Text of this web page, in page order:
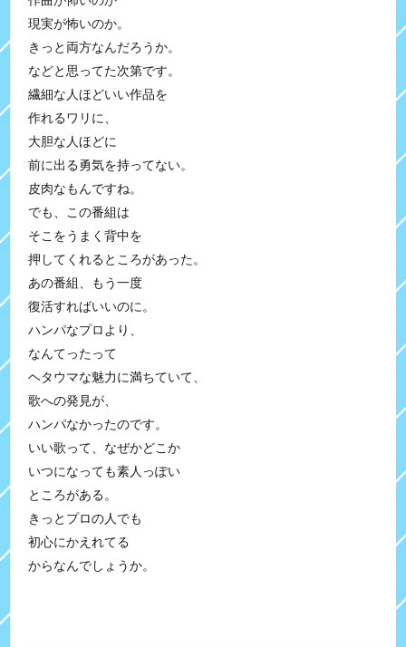
現実が怖いのか。
きっと両方なんだろうか。
などと思ってた次第です。
繊細な人ほどいい作品を
作れるワリに、
大胆な人ほどに
前に出る勇気を持ってない。
皮肉なもんですね。
でも、この番組は
そこをうまく背中を
押してくれるところがあった。
あの番組、もう一度
復活すればいいのに。
ハンパなプロより、
なんてったって
ヘタウマな魅力に満ちていて、
歌への発見が、
ハンパなかったのです。
いい歌って、なぜかどこか
いつになっても素人っぽい
ところがある。
きっとプロの人でも
初心にかえれてる
からなんでしょうか。